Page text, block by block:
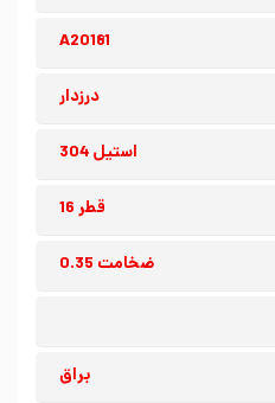
A20181
درزدار
استیل 304
قطر 16
ضخامت 0.35
براق